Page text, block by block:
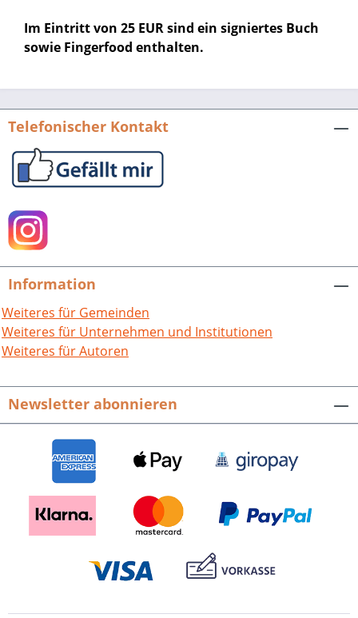
Im Eintritt von 25 EUR sind ein signiertes Buch
sowie Fingerfood enthalten.
Telefonischer Kontakt
Information
Weiteres für Gemeinden
Weiteres für Unternehmen und Institutionen
Weiteres für Autoren
Newsletter abonnieren